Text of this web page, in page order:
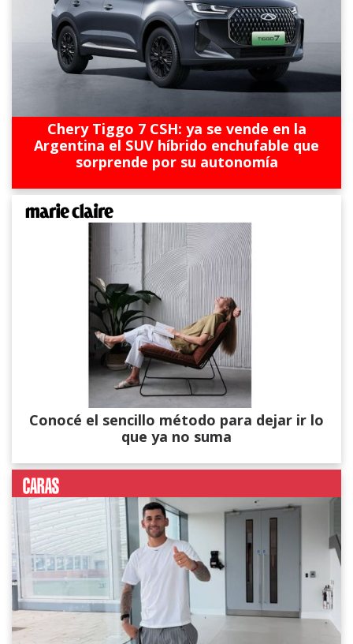
Chery Tiggo 7 CSH: ya se vende en la
Argentina el SUV híbrido enchufable que
sorprende por su autonomía
Conocé el sencillo método para dejar ir lo
que ya no suma